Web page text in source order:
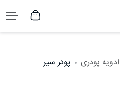
ادویه پودری پودر سیر